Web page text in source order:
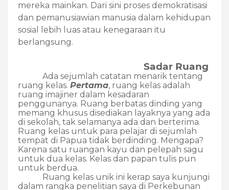
mereka mainkan. Dari sini proses demokratisasi
dan pemanusiawian manusia dalam kehidupan
sosial lebih luas atau kenegaraan itu
berlangsung.
Sadar Ruang
Ada sejumlah catatan menarik tentang
ruang kelas. Pertama, ruang kelas adalah
ruang imajiner dalam kesadaran
penggunanya. Ruang berbatas dinding yang
memang khusus disediakan layaknya yang ada
di sekolah, tak selamanya ada dan berterima.
Ruang kelas untuk para pelajar di sejumlah
tempat di Papua tidak berdinding. Mengapa?
Karena satu ruangan kayu dan pelepah sagu
untuk dua kelas. Kelas dan papan tulis pun
untuk berdua.
Ruang kelas unik ini kerap saya kunjungi
dalam rangka penelitian saya di Perkebunan